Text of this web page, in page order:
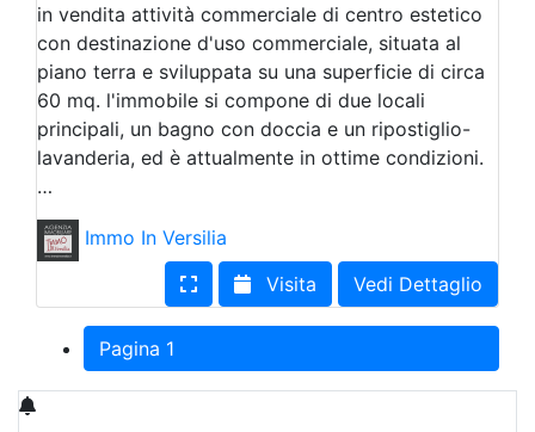
in vendita attività commerciale di centro estetico
con destinazione d'uso commerciale, situata al
piano terra e sviluppata su una superficie di circa
60 mq. l'immobile si compone di due locali
principali, un bagno con doccia e un ripostiglio-
lavanderia, ed è attualmente in ottime condizioni.
…
Immo In Versilia
Visita
Vedi Dettaglio
Pagina 1